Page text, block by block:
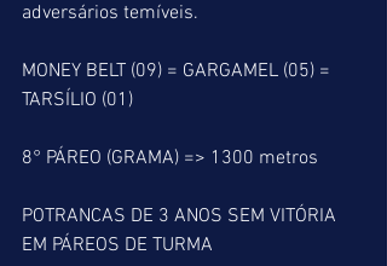
adversários temíveis.
MONEY BELT (09) = GARGAMEL (05) =
TARSÍLIO (01)
8° PÁREO (GRAMA) => 1300 metros
POTRANCAS DE 3 ANOS SEM VITÓRIA
EM PÁREOS DE TURMA